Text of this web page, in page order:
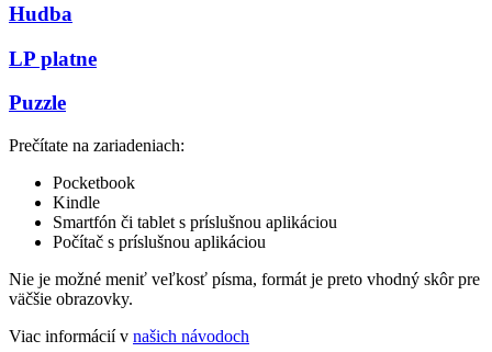
Hudba
LP platne
Puzzle
Prečítate na zariadeniach:
Pocketbook
Kindle
Smartfón či tablet s príslušnou aplikáciou
Počítač s príslušnou aplikáciou
Nie je možné meniť veľkosť písma, formát je preto vhodný skôr pre
väčšie obrazovky.
Viac informácií v našich návodoch